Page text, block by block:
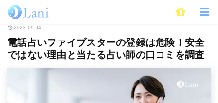
ホーム 電話占い 電話占いファイブスターの登録は危険！安全ではない理
2023.09.04
電話占いファイブスターの登録は危険！安全
ではない理由と当たる占い師の口コミを調査